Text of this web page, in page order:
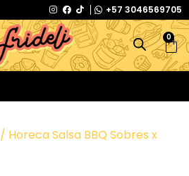
+57 3046569705
0
/ Horeca Salsa BBQ Sobres x